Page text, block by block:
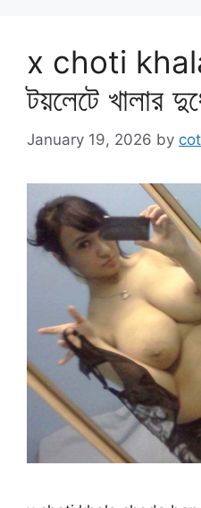
x choti
টয়লেটে খালার
January 19, 2026 by